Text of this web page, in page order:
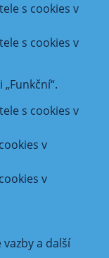
s cookies v
s cookies v
s cookies v
v
v
a další